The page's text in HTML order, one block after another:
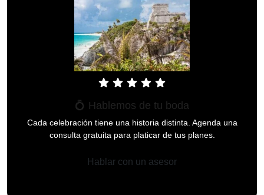
star star star star star
💍 Hablemos de tu boda
Cada celebración tiene una historia distinta. Agenda una
consulta gratuita para platicar de tus planes.
Hablar con un asesor